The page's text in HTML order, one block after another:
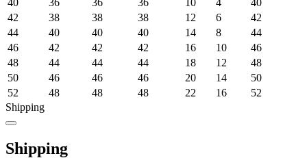
40 36 36 36 10 4
40
42
38 38 38 12 6
42
44
40 40 40 14 8
44
46
42 42 42 16 10
46
48
44 44 44 18 12
48
50
46 46 46 20 14
50
52
48 48 48 22 16
52
Shipping
Shipping